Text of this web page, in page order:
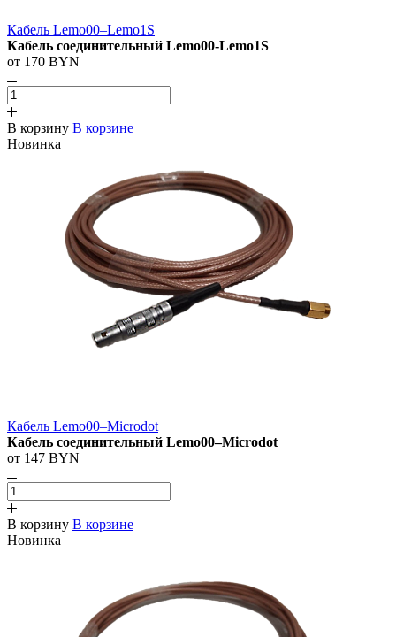
Кабель Lemo00–Lemo1S
Кабель соединительный Lemo00-Lemo1S
от 170 BYN
В корзину В корзине
Новинка
Кабель Lemo00–Microdot
Кабель соединительный Lemo00–Microdot
от 147 BYN
В корзину В корзине
Новинка